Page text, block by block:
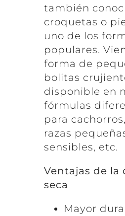
también
croquetas o
uno de los
populares.
forma de
bolitas
disponible en
fórmulas
para
razas
sensibles, etc.
Ventajas de la
seca
Mayor